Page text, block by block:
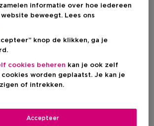
SCENTO
Hair & Body Mist
Productprijs
€ 13,95
informatie over hoe iedereen
beweegt. Lees ons
knop de klikken, ga je
cookies beheren kan je ook zelf
worden geplaatst. Je kan je
of intrekken.
Accepteer